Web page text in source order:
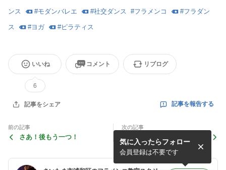
ンス #モダンバレエ #社交ダンス #フラメンコ #フラダン
ス #ヨガ #ピラティス
いいね
6
コメント リブログ
記事をシェア 記事を報告する
前の記事
さあ！後もう一つ！
次の記事
リアルsangre？？
気に入ったらフォロー
会員登録は不要です